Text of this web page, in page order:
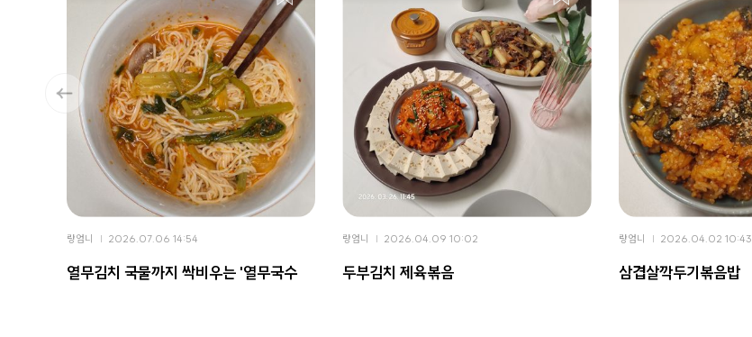
랑엄니 2026.07.06 14:54
열무김치 국물까지 싹비우는 '열무국수
랑엄니 2026.04.09 10:02
두부김치 제육볶음
랑엄니 2026.04.02 10:43
삼겹살깍두기볶음밥